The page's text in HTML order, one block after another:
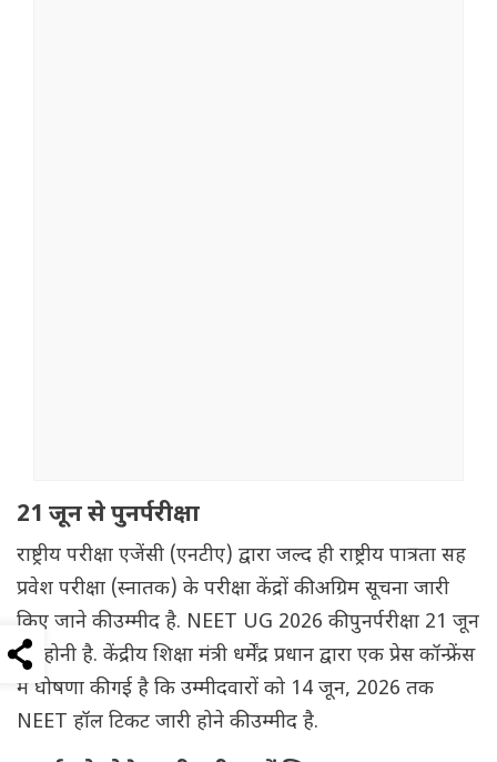
21 जून से पुनर्परीक्षा
राष्ट्रीय परीक्षा एजेंसी (एनटीए) द्वारा जल्द ही राष्ट्रीय पात्रता सह
प्रवेश परीक्षा (स्नातक) के परीक्षा केंद्रों की अग्रिम सूचना जारी
किए जाने की उम्मीद है. NEET UG 2026 की पुनर्परीक्षा 21 जून
को होनी है. केंद्रीय शिक्षा मंत्री धर्मेंद्र प्रधान द्वारा एक प्रेस कॉन्फ्रेंस
में घोषणा की गई है कि उम्मीदवारों को 14 जून, 2026 तक
NEET हॉल टिकट जारी होने की उम्मीद है.